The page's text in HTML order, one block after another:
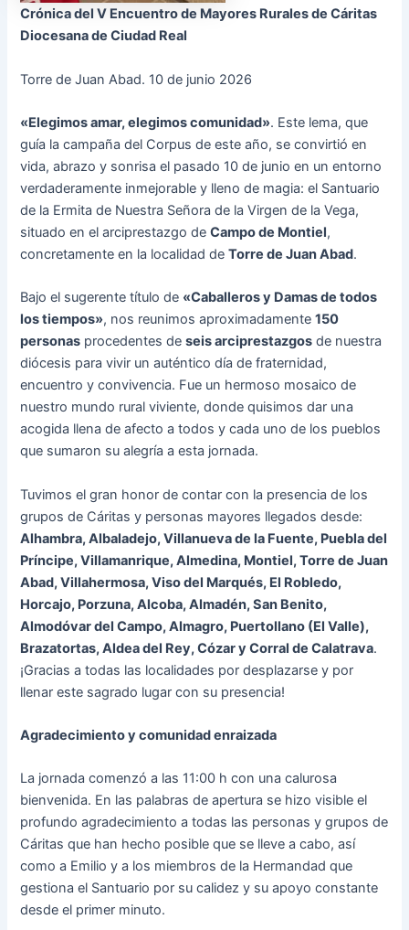
Crónica del V Encuentro de Mayores Rurales de Cáritas
Diocesana de Ciudad Real
Torre de Juan Abad. 10 de junio 2026
«Elegimos amar, elegimos comunidad». Este lema, que
guía la campaña del Corpus de este año, se convirtió en
vida, abrazo y sonrisa el pasado 10 de junio en un entorno
verdaderamente inmejorable y lleno de magia: el Santuario
de la Ermita de Nuestra Señora de la Virgen de la Vega,
situado en el arciprestazgo deCampo de Montiel,
concretamente en la localidad deTorre de Juan Abad.
Bajo el sugerente título de «Caballeros y Damas de todos
los tiempos», nos reunimos aproximadamente150
personas procedentes deseis arciprestazgos de nuestra
diócesis para vivir un auténtico día de fraternidad,
encuentro y convivencia. Fue un hermoso mosaico de
nuestro mundo rural viviente, donde quisimos dar una
acogida llena de afecto a todos y cada uno de los pueblos
que sumaron su alegría a esta jornada.
Tuvimos el gran honor de contar con la presencia de los
grupos de Cáritas y personas mayores llegados desde:
Alhambra, Albaladejo, Villanueva de la Fuente, Puebla del
Príncipe, Villamanrique, Almedina, Montiel, Torre de Juan
Abad, Villahermosa, Viso del Marqués, El Robledo,
Horcajo, Porzuna, Alcoba, Almadén, San Benito,
Almodóvar del Campo, Almagro, Puertollano (El Valle),
Brazatortas, Aldea del Rey, Cózar y Corral de Calatrava.
¡Gracias a todas las localidades por desplazarse y por
llenar este sagrado lugar con su presencia!
Agradecimiento y comunidad enraizada
La jornada comenzó a las 11:00 h con una calurosa
bienvenida. En las palabras de apertura se hizo visible el
profundo agradecimiento a todas las personas y grupos de
Cáritas que han hecho posible que se lleve a cabo, así
como a Emilio y a los miembros de la Hermandad que
gestiona el Santuario por su calidez y su apoyo constante
desde el primer minuto.